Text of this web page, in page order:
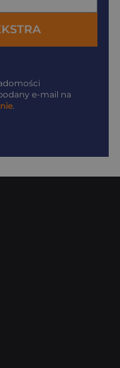
e-mail na